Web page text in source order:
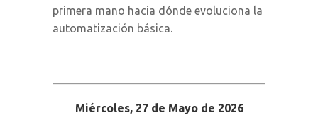
primera mano hacia dónde evoluciona la
automatización básica.
Miércoles, 27 de Mayo de 2026